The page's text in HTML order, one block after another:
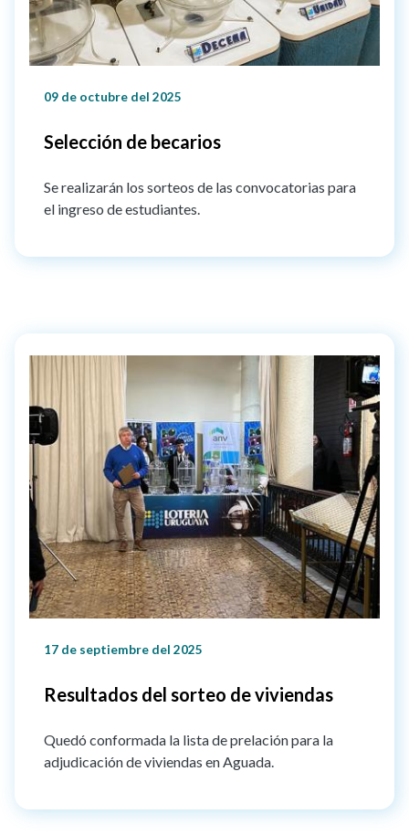
09 de octubre del 2025
Selección de becarios
Se realizarán los sorteos de las convocatorias para
el ingreso de estudiantes.
17 de septiembre del 2025
Resultados del sorteo de viviendas
Quedó conformada la lista de prelación para la
adjudicación de viviendas en Aguada.